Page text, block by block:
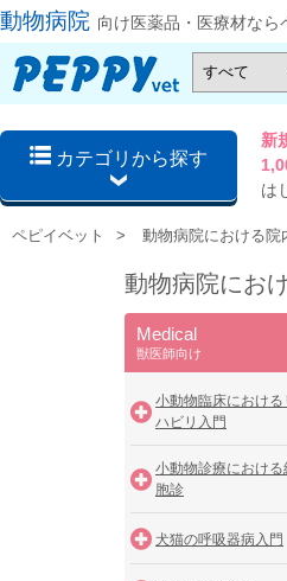
動物病院 向け医薬品・医療材なら
カテゴリから探す
新
は
ペピイベット 動物病院における院
動物病院にお
Medical
獣医師向け
小動物臨床における
ハビリ入門
小動物診療における
胞診
犬猫の呼吸器病入門